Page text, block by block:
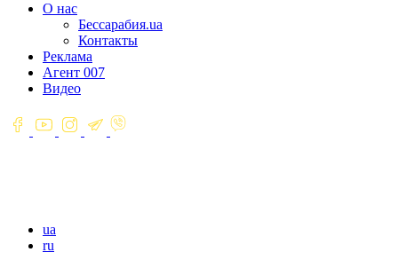
О нас
Бессарабия.ua
Контакты
Реклама
Агент 007
Видео
ua
ru